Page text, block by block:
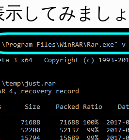
示してみまし